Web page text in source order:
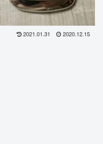
2021.01.31 2020.12.15